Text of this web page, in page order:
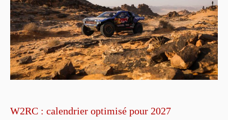
W2RC : calendrier optimisé pour 2027